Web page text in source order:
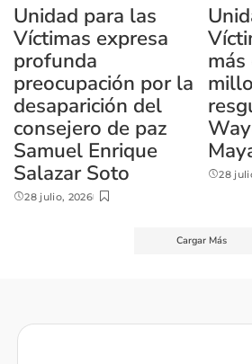
Unidad para las
Víctimas expresa
profunda
preocupación por la
desaparición del
consejero de paz
Samuel Enrique
Salazar Soto
28 julio, 2026
28
Cargar Más